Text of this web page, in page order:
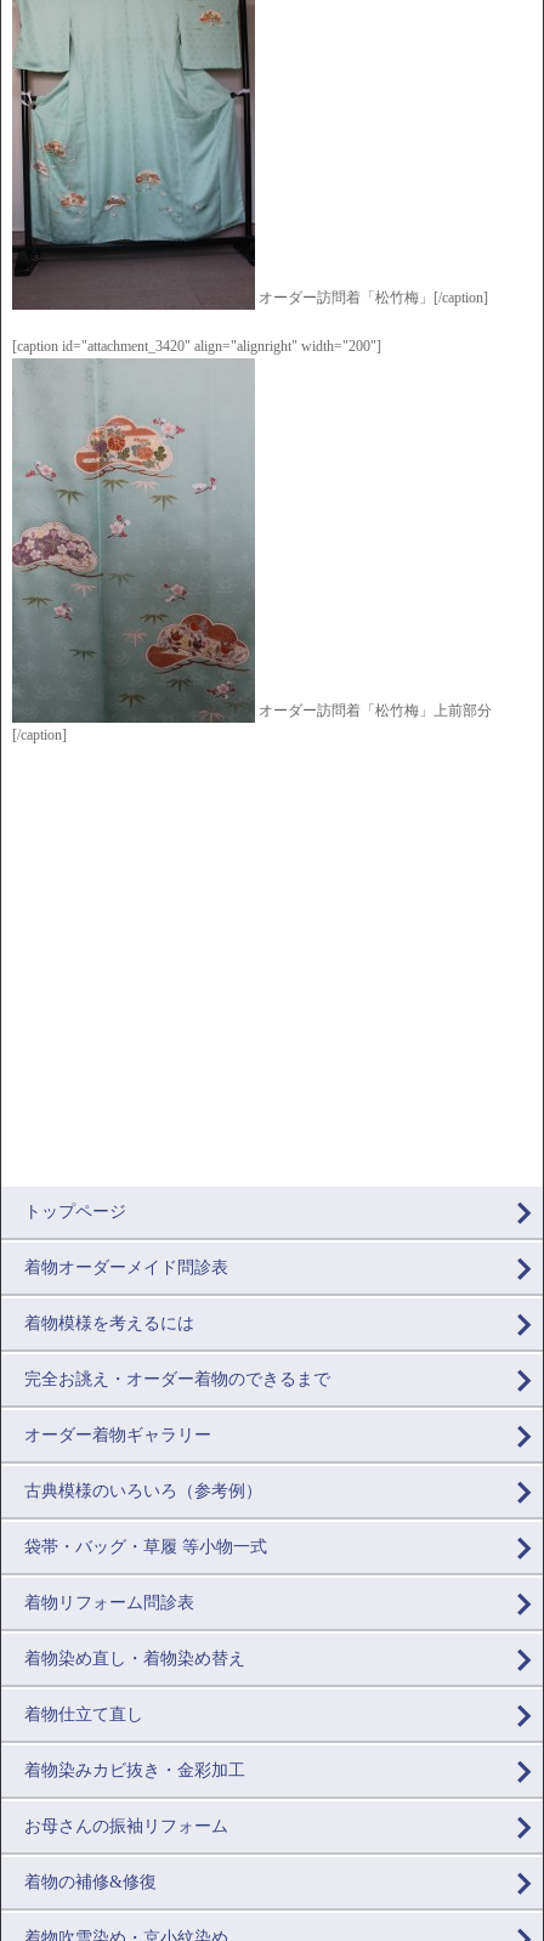
オーダー訪問着「松竹梅」[/caption]
[caption id="attachment_3420" align="alignright" width="200"]
オーダー訪問着「松竹梅」上前部分
[/caption]
トップページ
着物オーダーメイド問診表
着物模様を考えるには
完全お誂え・オーダー着物のできるまで
オーダー着物ギャラリー
古典模様のいろいろ（参考例）
袋帯・バッグ・草履 等小物一式
着物リフォーム問診表
着物染め直し・着物染め替え
着物仕立て直し
着物染みカビ抜き・金彩加工
お母さんの振袖リフォーム
着物の補修&修復